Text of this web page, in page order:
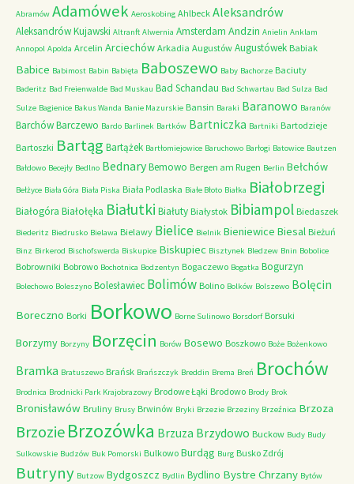
Abramów Adamówek Aeroskobing Ahlbeck Aleksandrów
Aleksandrów Kujawski Altranft Alwernia Amsterdam Andzin Anielin Anklam
Annopol Apolda Arcelin Arciechów Arkadia Augustów Augustówek Babiak
Babice Babimost Babin Babięta Baboszewo Baby Bachorze Baciuty
Baderitz Bad Freienwalde Bad Muskau Bad Schandau Bad Schwartau Bad Sulza Bad
Sulze Bagienice Bakus Wanda Banie Mazurskie Bansin Baraki Baranowo Baranów
BarchówBarczewo Bardo Barlinek Bartków Bartniczka Bartniki Bartodzieje
Bartoszki Bartąg Bartążek Bartłomiejowice Baruchowo Barłogi Batowice Bautzen
Bałdowo Becejły Bedlno BednaryBemowo Bergen am Rugen Berlin Bełchów
Bełżyce Biała Góra Biała Piska Biała Podlaska Białe Błoto Białka Białobrzegi
Białogóra Białołęka Białutki Białuty Białystok Bibiampol Biedaszek
Biederitz Biedrusko Bielawa Bielawy Bielice Bielnik Bieniewice Biesal Bieżuń
Binz Birkerod Bischofswerda Biskupice Biskupiec Bisztynek Bledzew Bnin Bobolice
Bobrowniki Bobrowo Bochotnica Bodzentyn Bogaczewo Bogatka Bogurzyn
Bolechowo Boleszyno Bolesławiec Bolimów Bolino Bolków Bolszewo Bolęcin
Boreczno Borki Borkowo Borne Sulinowo Borsdorf Borsuki
Borzymy Borzyny Borzęcin Borów Bosewo Boszkowo Boże Bożenkowo
Bramka Bratuszewo Brańsk Brańszczyk Breddin Brema Breń Brochów
Brodnica Brodnicki Park Krajobrazowy Brodowe Łąki Brodowo Brody Brok
Bronisławów Bruliny Brusy Brwinów Bryki Brzezie Brzeziny Brzeźnica Brzoza
Brzozie Brzozówka Brzuza Brzydowo Buckow Budy Budy
Sulkowskie Budzów Buk Pomorski Bulkowo Burdąg Burg Busko Zdrój
Butryny Butzow Bydgoszcz Bydlin Bydlino Bystre Chrzany Bytów